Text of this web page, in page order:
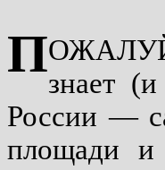
Пзнает
России —
площади и